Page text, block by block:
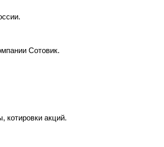
Сотовик.
котировки акций.